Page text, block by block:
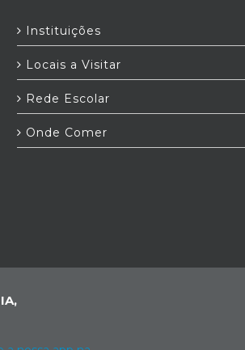
Instituições
Locais a Visitar
Rede Escolar
Onde Comer